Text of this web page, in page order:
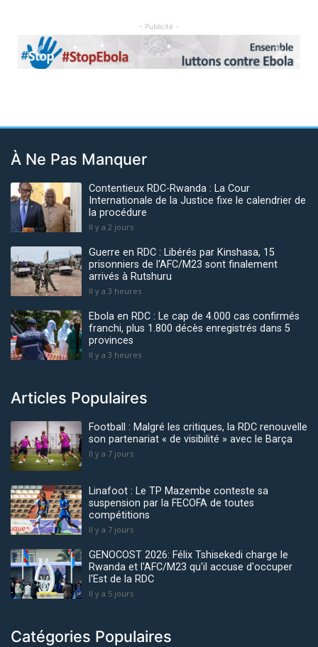
- Publicité -
Previous Next
À Ne Pas Manquer
Contentieux RDC-Rwanda : La Cour
Internationale de la Justice fixe le calendrier de
la procédure
Il y a 2 jours
Guerre en RDC : Libérés par Kinshasa, 15
prisonniers de l'AFC/M23 sont finalement
arrivés à Rutshuru
Il y a 3 heures
Ebola en RDC : Le cap de 4.000 cas confirmés
franchi, plus 1.800 décès enregistrés dans 5
provinces
Il y a 3 heures
Articles Populaires
Football : Malgré les critiques, la RDC renouvelle
son partenariat « de visibilité » avec le Barça
Il y a 7 jours
Linafoot : Le TP Mazembe conteste sa
suspension par la FECOFA de toutes
compétitions
Il y a 7 jours
GENOCOST 2026: Félix Tshisekedi charge le
Rwanda et l'AFC/M23 qu'il accuse d'occuper
l'Est de la RDC
Il y a 5 jours
Catégories Populaires